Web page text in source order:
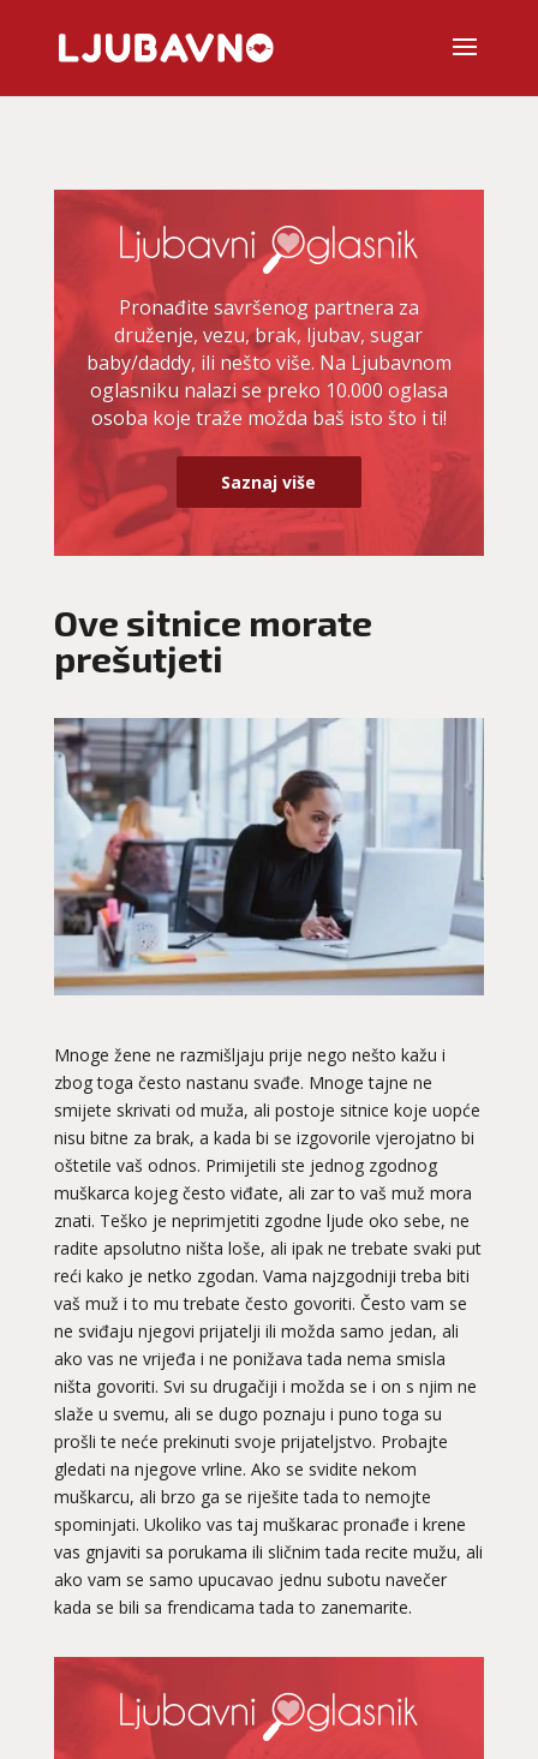
Pronađite savršenog partnera za
druženje, vezu, brak, ljubav, sugar
baby/daddy, ili nešto više. Na Ljubavnom
oglasniku nalazi se preko 10.000 oglasa
osoba koje traže možda baš isto što i ti!
Saznaj više
Ove sitnice morate
prešutjeti
Mnoge žene ne razmišljaju prije nego nešto kažu i
zbog toga često nastanu svađe. Mnoge tajne ne
smijete skrivati od muža, ali postoje sitnice koje uopće
nisu bitne za brak, a kada bi se izgovorile vjerojatno bi
oštetile vaš odnos. Primijetili ste jednog zgodnog
muškarca kojeg često viđate, ali zar to vaš muž mora
znati. Teško je neprimjetiti zgodne ljude oko sebe, ne
radite apsolutno ništa loše, ali ipak ne trebate svaki put
reći kako je netko zgodan. Vama najzgodniji treba biti
vaš muž i to mu trebate često govoriti. Često vam se
ne sviđaju njegovi prijatelji ili možda samo jedan, ali
ako vas ne vrijeđa i ne ponižava tada nema smisla
ništa govoriti. Svi su drugačiji i možda se i on s njim ne
slaže u svemu, ali se dugo poznaju i puno toga su
prošli te neće prekinuti svoje prijateljstvo. Probajte
gledati na njegove vrline. Ako se svidite nekom
muškarcu, ali brzo ga se riješite tada to nemojte
spominjati. Ukoliko vas taj muškarac pronađe i krene
vas gnjaviti sa porukama ili sličnim tada recite mužu, ali
ako vam se samo upucavao jednu subotu navečer
kada se bili sa frendicama tada to zanemarite.